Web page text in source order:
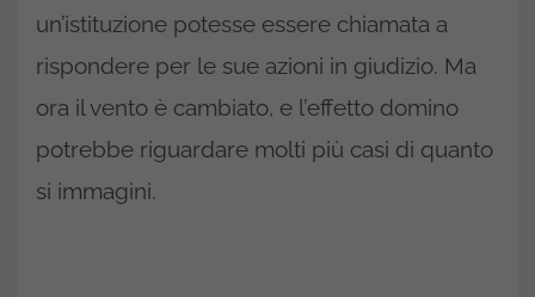
un’istituzione potesse essere chiamata a
rispondere per le sue azioni in giudizio. Ma
ora il vento è cambiato, e l’effetto domino
potrebbe riguardare molti più casi di quanto
si immagini.